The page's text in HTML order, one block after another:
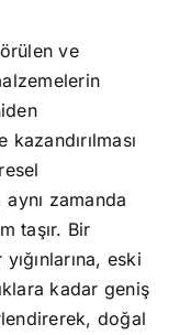
ve
zamanda
taşır. Bir
eski
kadar geniş
doğal